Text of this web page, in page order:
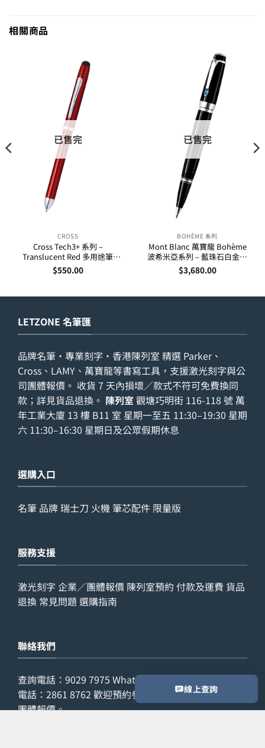
相關商品
已售完
CROSS
Cross Tech3+ 系列 –
Translucent Red 多用途筆
(AT0090-13)
$550.00
已售完
BOHÈME 系列
Mont Blanc 萬寶龍 Bohème
波希米亞系列 – 藍珠石白金夾
走珠筆 25330
$3,680.00
LETZONE 名筆匯
品牌名筆・專業刻字・香港陳列室 精選 Parker、
Cross、LAMY、萬寶龍等書寫工具，支援激光刻字與公
司團體報價。 收貨 7 天內損壞／款式不符可免費換同
款；詳見貨品退換 。 陳列室 觀塘巧明街 116-118 號 萬
年工業大廈 13 樓 B11 室 星期一至五 11:30–19:30 星期
六 11:30–16:30 星期日及公眾假期休息
選購入口
名筆 品牌瑞士刀 火機筆芯配件 限量版
服務支援
激光刻字 企業／團體報價 陳列室預約 付款及運費 貨品
退換 常見問題 選購指南
聯絡我們
查詢電話： 9029 7975 WhatsApp：6538 6541辦公室
電話： 2861 8762 歡迎預約參觀陳列室，或索取公司／
團體報價。
線上查詢